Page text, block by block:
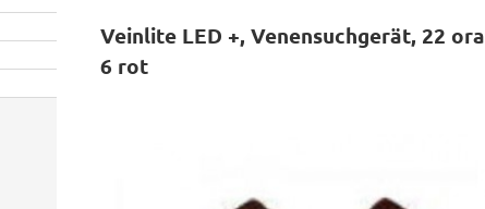
Veinlite LED +, Venensuchgerät, 22
6 rot